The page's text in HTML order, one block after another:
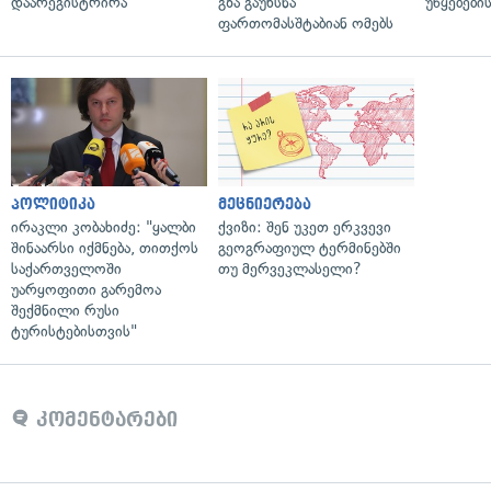
ფართომასშტაბიან ომებს
პოლიტიკა
ირაკლი კობახიძე: "ყალბი
შინაარსი იქმნება, თითქოს
საქართველოში
უარყოფითი გარემოა
შექმნილი რუსი
ტურისტებისთვის"
მეცნიერება
ქვიზი: შენ უკეთ ერკვევი
გეოგრაფიულ ტერმინებში
თუ მერვეკლასელი?
კომენტარები